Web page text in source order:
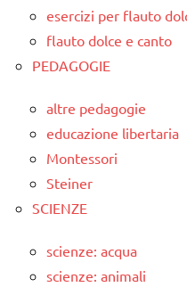
esercizi per flauto
flauto dolce e canto
PEDAGOGIE
altre pedagogie
educazione libertaria
Montessori
Steiner
SCIENZE
scienze: acqua
scienze: animali